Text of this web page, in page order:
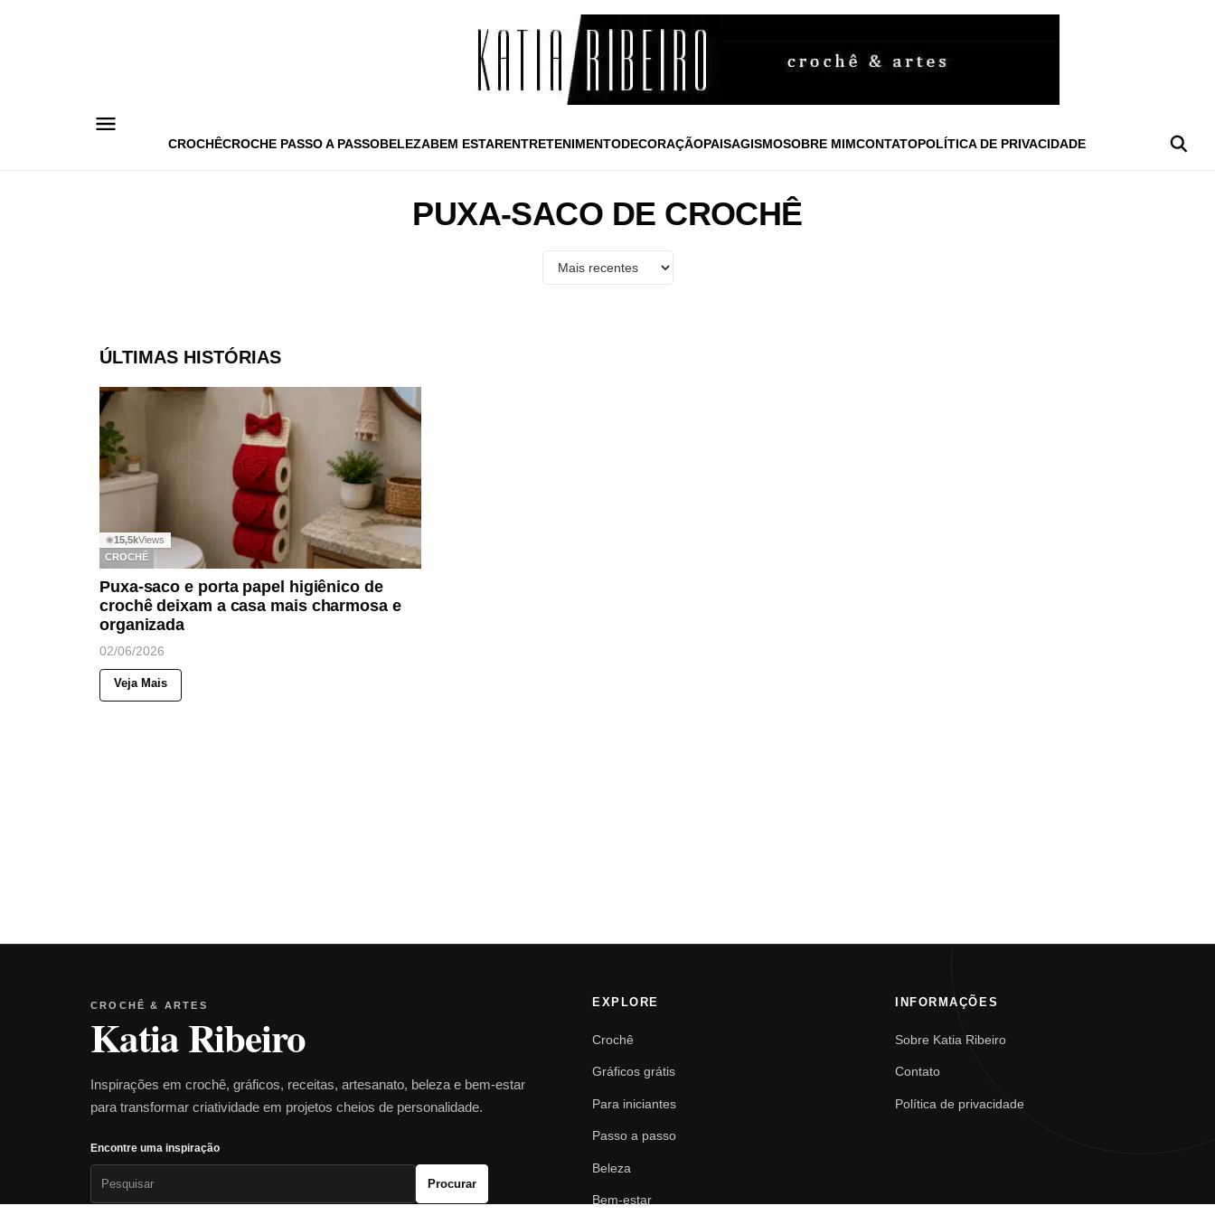
CROCHÊCROCHE PASSO A PASSOBELEZABEM ESTARENTRETENIMENTODECORAÇÃOPAISAGISMOSOBRE MIMCONTATOPOLÍTICA DE PRIVACIDADE
PUXA-SACO DE CROCHÊ
ÚLTIMAS HISTÓRIAS
◉15,5kViews
CROCHÊ
Puxa-saco e porta papel higiênico de
crochê deixam a casa mais charmosa e
organizada
02/06/2026
Veja Mais
CROCHÊ & ARTES
Katia Ribeiro
Inspirações em crochê, gráficos, receitas, artesanato, beleza e bem-estar
para transformar criatividade em projetos cheios de personalidade.
Encontre uma inspiração
Procurar
EXPLORE
Crochê
Gráficos grátis
Para iniciantes
Passo a passo
Beleza
Bem-estar
INFORMAÇÕES
Sobre Katia Ribeiro
Contato
Política de privacidade